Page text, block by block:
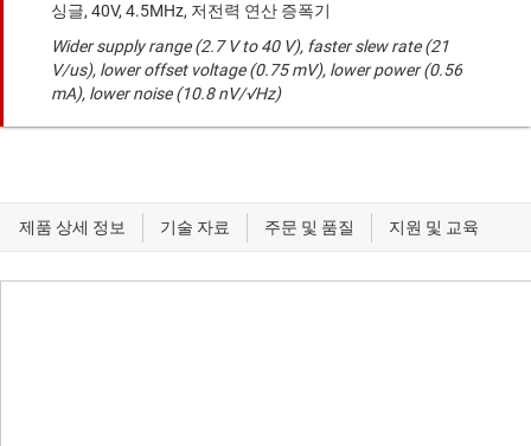
싱글, 40V, 4.5MHz, 저전력 연산 증폭기
Wider supply range (2.7 V to 40 V), faster slew rate (21
V/us), lower offset voltage (0.75 mV), lower power (0.56
mA), lower noise (10.8 nV/√Hz)